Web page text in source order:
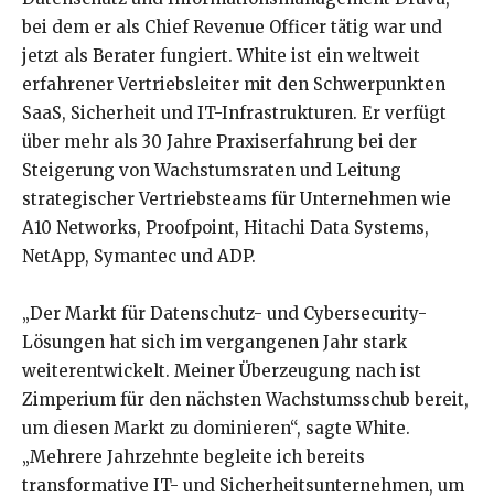
bei dem er als Chief Revenue Officer tätig war und
jetzt als Berater fungiert. White ist ein weltweit
erfahrener Vertriebsleiter mit den Schwerpunkten
SaaS, Sicherheit und IT-Infrastrukturen. Er verfügt
über mehr als 30 Jahre Praxiserfahrung bei der
Steigerung von Wachstumsraten und Leitung
strategischer Vertriebsteams für Unternehmen wie
A10 Networks, Proofpoint, Hitachi Data Systems,
NetApp, Symantec und ADP.
„Der Markt für Datenschutz- und Cybersecurity-
Lösungen hat sich im vergangenen Jahr stark
weiterentwickelt. Meiner Überzeugung nach ist
Zimperium für den nächsten Wachstumsschub bereit,
um diesen Markt zu dominieren“, sagte White.
„Mehrere Jahrzehnte begleite ich bereits
transformative IT- und Sicherheitsunternehmen, um